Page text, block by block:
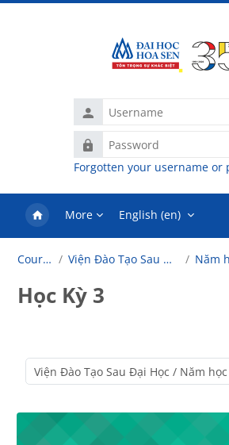
Username
Password
Forgotten your username or
More English ‎(en)‎
Courses Viện Đào Tạo Sau Đại Học
Học Kỳ 3
Course